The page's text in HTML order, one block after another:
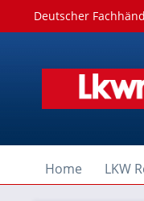
Deutscher
Home LKW